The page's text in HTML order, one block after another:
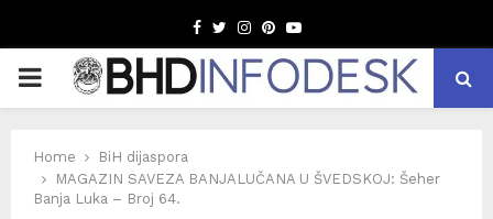
Facebook
TwitterInstagram
Pinterest
Youtube
PRIMARY
Home
BiH dijaspora
MAGAZIN SAVEZA BANJALUČANA U ŠVEDSKOJ: Šeher
Banja Luka – Broj 64.